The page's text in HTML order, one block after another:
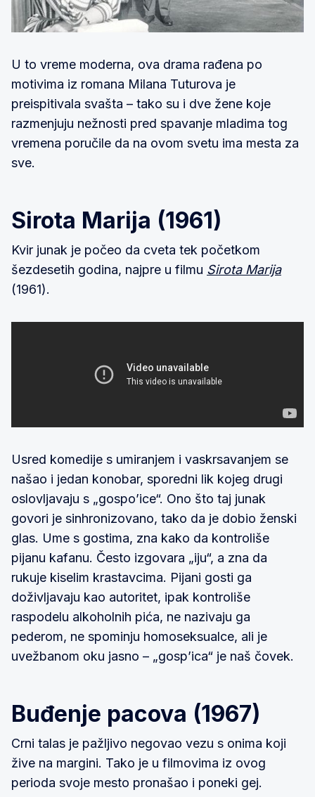
U to vreme moderna, ova drama rađena po
motivima iz romana Milana Tuturova je
preispitivala svašta – tako su i dve žene koje
razmenjuju nežnosti pred spavanje mladima tog
vremena poručile da na ovom svetu ima mesta za
sve.
Sirota Marija (1961)
Kvir junak je počeo da cveta tek početkom
šezdesetih godina, najpre u filmu Sirota Marija
(1961).
Usred komedije s umiranjem i vaskrsavanjem se
našao i jedan konobar, sporedni lik kojeg drugi
oslovljavaju s „gospo’ice“. Ono što taj junak
govori je sinhronizovano, tako da je dobio ženski
glas. Ume s gostima, zna kako da kontroliše
pijanu kafanu. Često izgovara „iju“, a zna da
rukuje kiselim krastavcima. Pijani gosti ga
doživljavaju kao autoritet, ipak kontroliše
raspodelu alkoholnih pića, ne nazivaju ga
pederom, ne spominju homoseksualce, ali je
uvežbanom oku jasno – „gosp’ica“ je naš čovek.
Buđenje pacova (1967)
Crni talas je pažljivo negovao vezu s onima koji
žive na margini. Tako je u filmovima iz ovog
perioda svoje mesto pronašao i poneki gej.